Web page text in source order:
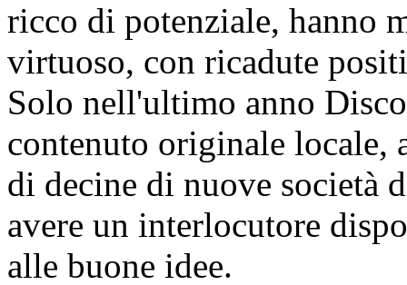
ricco di potenziale, hanno
virtuoso, con ricadute
Solo nell'ultimo anno
contenuto originale locale,
di decine di nuove società
avere un interlocutore
alle buone idee.